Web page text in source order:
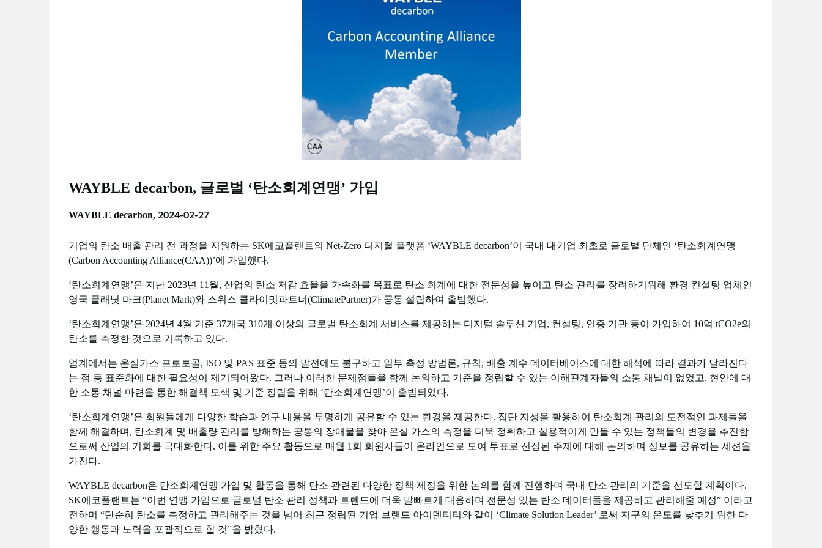
WAYBLE decarbon, 글로벌 ‘탄소회계연맹’ 가입
WAYBLE decarbon, 2024-02-27
기업의 탄소 배출 관리 전 과정을 지원하는 SK에코플랜트의 Net-Zero 디지털 플랫폼 ‘WAYBLE decarbon’이 국내 대기업 최초로 글로벌 단체인 ‘탄소회계연맹
(Carbon Accounting Alliance(CAA))’에 가입했다.
‘탄소회계연맹’은 지난 2023년 11월, 산업의 탄소 저감 효율을 가속화를 목표로 탄소 회계에 대한 전문성을 높이고 탄소 관리를 장려하기위해 환경 컨설팅 업체인
영국 플래닛 마크(Planet Mark)와 스위스 클라이밋파트너(ClimatePartner)가 공동 설립하여 출범했다.
‘탄소회계연맹’은 2024년 4월 기준 37개국 310개 이상의 글로벌 탄소회계 서비스를 제공하는 디지털 솔루션 기업, 컨설팅, 인증 기관 등이 가입하여 10억 tCO2e의
탄소를 측정한 것으로 기록하고 있다.
업계에서는 온실가스 프로토콜, ISO 및 PAS 표준 등의 발전에도 불구하고 일부 측정 방법론, 규칙, 배출 계수 데이터베이스에 대한 해석에 따라 결과가 달라진다
는 점 등 표준화에 대한 필요성이 제기되어왔다. 그러나 이러한 문제점들을 함께 논의하고 기준을 정립할 수 있는 이해관계자들의 소통 채널이 없었고, 현안에 대
한 소통 채널 마련을 통한 해결책 모색 및 기준 정립을 위해 ‘탄소회계연맹’이 출범되었다.
‘탄소회계연맹’은 회원들에게 다양한 학습과 연구 내용을 투명하게 공유할 수 있는 환경을 제공한다. 집단 지성을 활용하여 탄소회계 관리의 도전적인 과제들을
함께 해결하며, 탄소회계 및 배출량 관리를 방해하는 공통의 장애물을 찾아 온실 가스의 측정을 더욱 정확하고 실용적이게 만들 수 있는 정책들의 변경을 추진함
으로써 산업의 기회를 극대화한다. 이를 위한 주요 활동으로 매월 1회 회원사들이 온라인으로 모여 투표로 선정된 주제에 대해 논의하며 정보를 공유하는 세션을
가진다.
WAYBLE decarbon은 탄소회계연맹 가입 및 활동을 통해 탄소 관련된 다양한 정책 제정을 위한 논의를 함께 진행하며 국내 탄소 관리의 기준을 선도할 계획이다.
SK에코플랜트는 “이번 연맹 가입으로 글로벌 탄소 관리 정책과 트렌드에 더욱 발빠르게 대응하며 전문성 있는 탄소 데이터들을 제공하고 관리해줄 예정” 이라고
전하며 “단순히 탄소를 측정하고 관리해주는 것을 넘어 최근 정립된 기업 브랜드 아이덴티티와 같이 ‘Climate Solution Leader’ 로써 지구의 온도를 낮추기 위한 다
양한 행동과 노력을 포괄적으로 할 것”을 밝혔다.